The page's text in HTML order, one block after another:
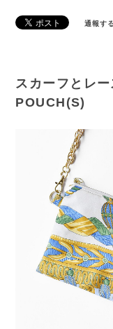
通報する
スカーフとレ
POUCH(S)